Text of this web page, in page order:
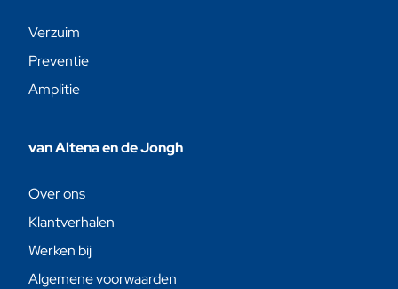
Verzuim
Preventie
Amplitie
van Altena en de Jongh
Over ons
Klantverhalen
Werken bij
Algemene voorwaarden